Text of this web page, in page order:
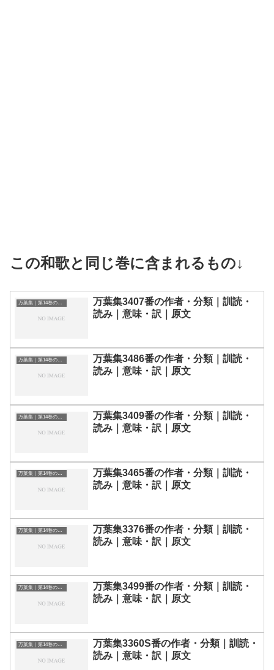
この和歌と同じ巻に含まれるもの↓
万葉集｜第14巻の和歌一覧
万葉集3407番の作者・分類｜訓読・
読み｜意味・訳｜原文
万葉集｜第14巻の和歌一覧
万葉集3486番の作者・分類｜訓読・
読み｜意味・訳｜原文
万葉集｜第14巻の和歌一覧
万葉集3409番の作者・分類｜訓読・
読み｜意味・訳｜原文
万葉集｜第14巻の和歌一覧
万葉集3465番の作者・分類｜訓読・
読み｜意味・訳｜原文
万葉集｜第14巻の和歌一覧
万葉集3376番の作者・分類｜訓読・
読み｜意味・訳｜原文
万葉集｜第14巻の和歌一覧
万葉集3499番の作者・分類｜訓読・
読み｜意味・訳｜原文
万葉集｜第14巻の和歌一覧
万葉集3360S番の作者・分類｜訓読・
読み｜意味・訳｜原文